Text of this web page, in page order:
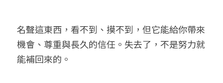
名聲這東西，看不到、摸不到，但它能給你帶來
機會、尊重與長久的信任。失去了，不是努力就
能補回來的。